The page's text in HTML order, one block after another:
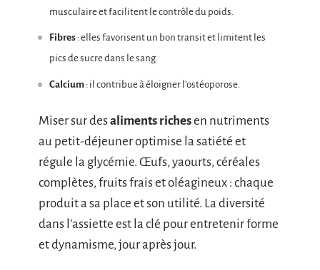
musculaire et facilitent le contrôle du poids.
Fibres : elles favorisent un bon transit et limitent les
pics de sucre dans le sang.
Calcium : il contribue à éloigner l’ostéoporose.
Miser sur desaliments richesen nutriments
au petit-déjeuner optimise la satiété et
régule la glycémie. Œufs, yaourts, céréales
complètes, fruits frais et oléagineux : chaque
produit a sa place et son utilité. La diversité
dans l’assiette est la clé pour entretenir forme
et dynamisme, jour après jour.